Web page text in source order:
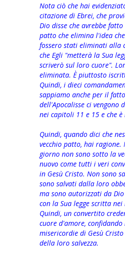
Nota ciò che hai
citazione di Ebrei, che
Dio disse che avrebbe
patto che elimina l'idea
fossero stati eliminati alla
che Egli "metterà la Sua
scriverò sul loro cuore".
eliminata. È piuttosto
Quindi, i dieci
sappiamo anche per il
dell'Apocalisse ci vengono
nei capitoli 11 e 15 e che
Quindi, quando dici che
vecchio patto, hai
giorno non sono sotto la
nuovo come tutti i veri
in Gesù Cristo. Non sono
sono salvati dalla loro
ma sono autorizzati da
con la Sua legge scritta
Quindi, un convertito
cuore d'amore,
misericordie di Gesù
della loro salvezza.